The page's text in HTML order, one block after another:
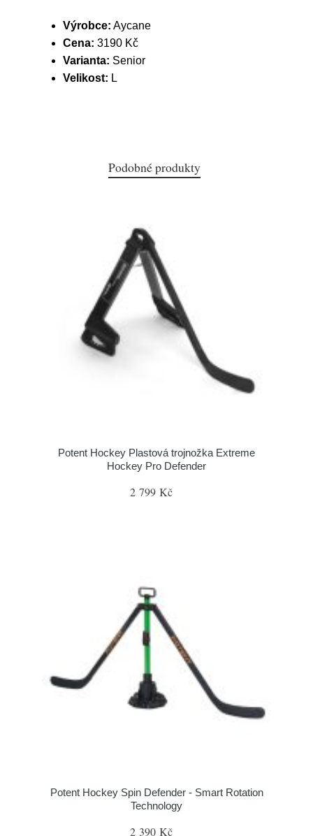
Výrobce: Aycane
Cena: 3190 Kč
Varianta: Senior
Velikost: L
Podobné produkty
Potent Hockey Plastová trojnožka Extreme
Hockey Pro Defender
2 799 Kč
Potent Hockey Spin Defender - Smart Rotation
Technology
2 390 Kč